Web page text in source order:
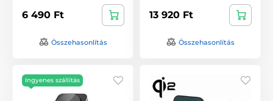
6 490 Ft
Összehasonlítás
13 920 Ft
Összehasonlítás
Ingyenes szállítás